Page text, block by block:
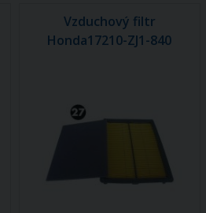
Vzduchový filtr
Honda17210-ZJ1-840